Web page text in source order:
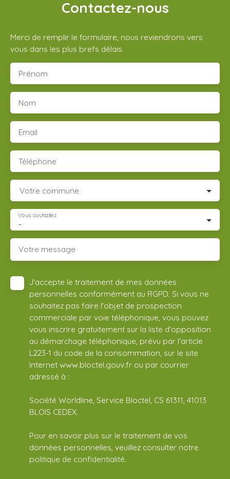
Contactez-nous
Merci de remplir le formulaire, nous reviendrons vers
vous dans les plus brefs délais.
Prénom
Nom
Email
Téléphone
Votre commune
-
Vous souhaitez
Votre message
J'accepte le traitement de mes données
personnelles conformément au RGPD. Si vous ne
souhaitez pas faire l'objet de prospection
commerciale par voie téléphonique, vous pouvez
vous inscrire gratuitement sur la liste d'opposition
au démarchage téléphonique, prévu par l'article
L223-1 du code de la consommation, sur le site
Internet www.bloctel.gouv.fr ou par courrier
adressé à :
Société Worldline, Service Bloctel, CS 61311, 41013
BLOIS CEDEX.
Pour en savoir plus sur le traitement de vos
données personnelles, veuillez consulter notre
politique de confidentialité.